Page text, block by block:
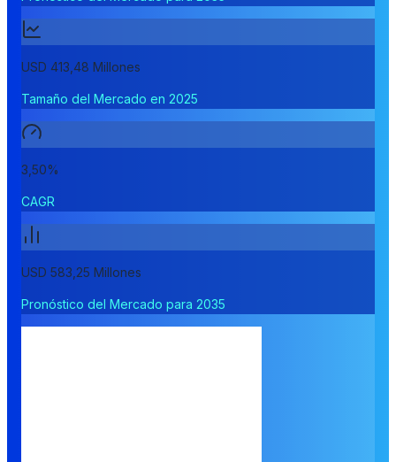
USD 413,48 Millones
Tamaño del Mercado en 2025
3,50%
CAGR
USD 583,25 Millones
Pronóstico del Mercado para 2035